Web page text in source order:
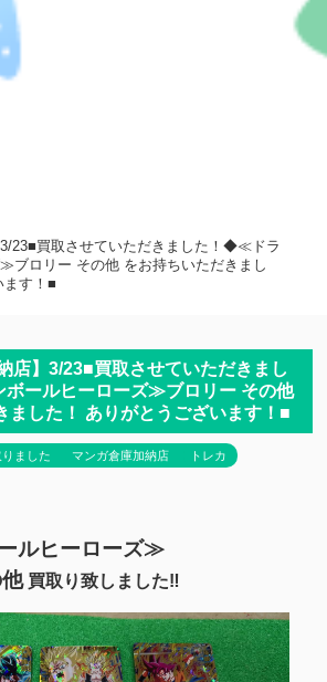
3/23■買取させていただきました！◆≪ドラ
ブロリー その他 をお持ちいただきまし
ます！■
店】3/23■買取させていただきまし
ールヒーローズ≫ブロリー その他
ました！ ありがとうございます！■
ました マンガ倉庫加納店 トレカ
ルヒーローズ≫
買取り致しました‼